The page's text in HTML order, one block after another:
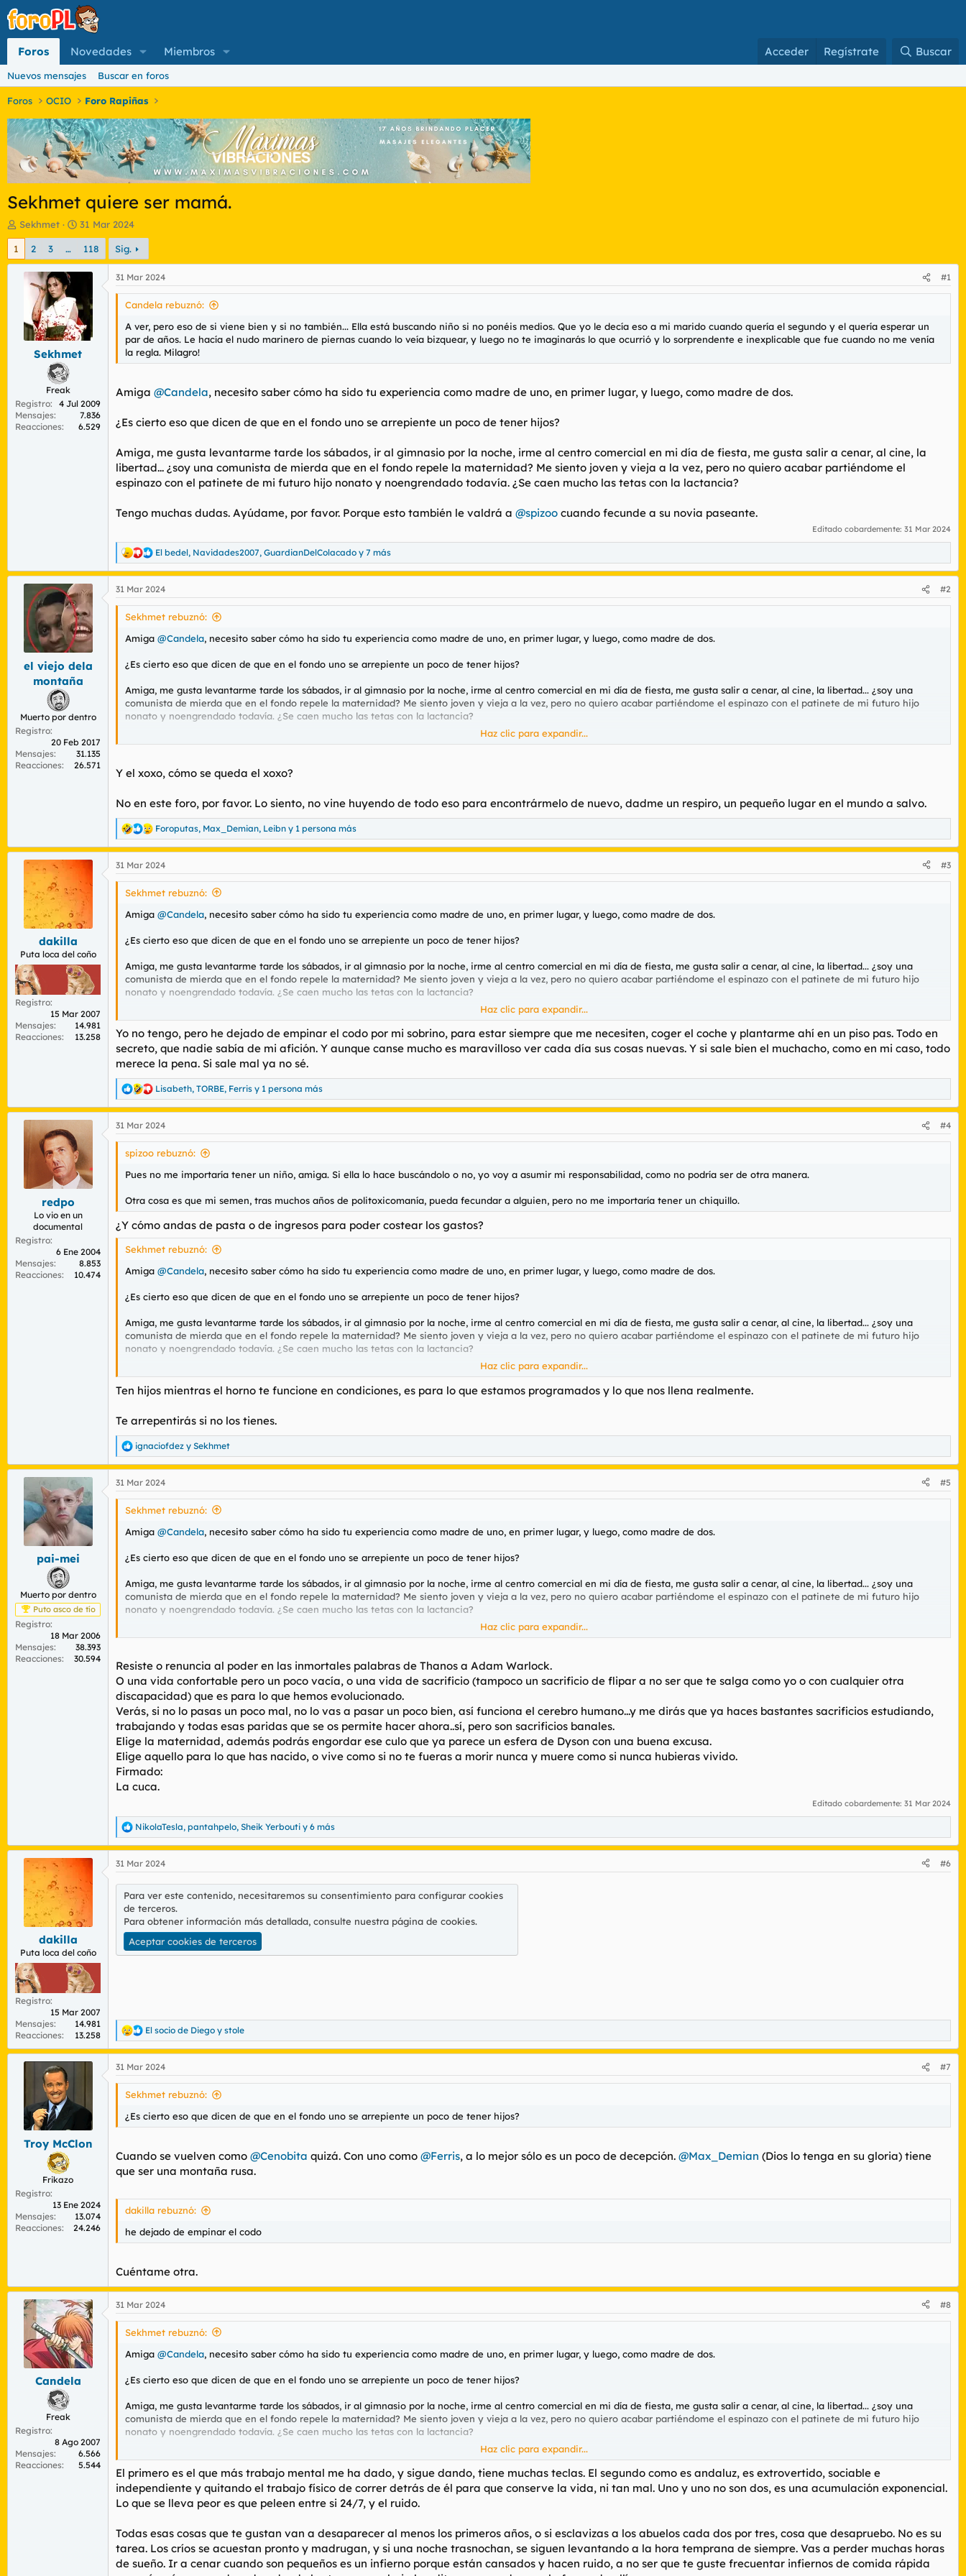
Foros Novedades Miembros Acceder Regístrate Buscar
Nuevos mensajes Buscar en foros
Foros OCIO Foro Rapiñas
Sekhmet quiere ser mamá.
I
n
c
d
m
a
Sekhmet
F
e
h
a
n
i
c
31 Mar 2024
1 2 3 … 118 Sig.
Sekhmet
Freak
Registro
4 Jul 2009
Mensajes
7.836
Reacciones
6.529
31 Mar 2024 #1
Candela rebuznó:
A ver, pero eso de si viene bien y si no también... Ella está buscando niño si no ponéis medios. Que yo le decía eso a mi marido cuando quería el segundo y el quería esperar un
par de años. Le hacía el nudo marinero de piernas cuando lo veía bizquear, y luego no te imaginarás lo que ocurrió y lo sorprendente e inexplicable que fue cuando no me venía
la regla. Milagro!
Amiga @Candela, necesito saber cómo ha sido tu experiencia como madre de uno, en primer lugar, y luego, como madre de dos.
¿Es cierto eso que dicen de que en el fondo uno se arrepiente un poco de tener hijos?
Amiga, me gusta levantarme tarde los sábados, ir al gimnasio por la noche, irme al centro comercial en mi día de fiesta, me gusta salir a cenar, al cine, la
libertad... ¿soy una comunista de mierda que en el fondo repele la maternidad? Me siento joven y vieja a la vez, pero no quiero acabar partiéndome el
espinazo con el patinete de mi futuro hijo nonato y noengrendado todavía. ¿Se caen mucho las tetas con la lactancia?
Tengo muchas dudas. Ayúdame, por favor. Porque esto también le valdrá a @spizoo cuando fecunde a su novia paseante.
Editado cobardemente: 31 Mar 2024
R
e
a
c
c
El bedel, Navidades2007, GuardianDelColacado y 7 más
el viejo dela
montaña
Muerto por dentro
Registro
20 Feb 2017
Mensajes
31.135
Reacciones
26.571
31 Mar 2024 #2
Sekhmet rebuznó:
Amiga @Candela, necesito saber cómo ha sido tu experiencia como madre de uno, en primer lugar, y luego, como madre de dos.
¿Es cierto eso que dicen de que en el fondo uno se arrepiente un poco de tener hijos?
Amiga, me gusta levantarme tarde los sábados, ir al gimnasio por la noche, irme al centro comercial en mi día de fiesta, me gusta salir a cenar, al cine, la libertad... ¿soy una
comunista de mierda que en el fondo repele la maternidad? Me siento joven y vieja a la vez, pero no quiero acabar partiéndome el espinazo con el patinete de mi futuro hijo
nonato y noengrendado todavía. ¿Se caen mucho las tetas con la lactancia?
Tengo muchas dudas. Ayúdame, por favor. Porque esto también le valdrá a@spizoocuando fecunde a su novia paseante.
Haz clic para expandir...
Y el xoxo, cómo se queda el xoxo?
No en este foro, por favor. Lo siento, no vine huyendo de todo eso para encontrármelo de nuevo, dadme un respiro, un pequeño lugar en el mundo a salvo.
R
e
a
c
c
Foroputas, Max_Demian, Leibn y 1 persona más
dakilla
Puta loca del coño
Registro
15 Mar 2007
Mensajes
14.981
Reacciones
13.258
31 Mar 2024 #3
Sekhmet rebuznó:
Amiga @Candela, necesito saber cómo ha sido tu experiencia como madre de uno, en primer lugar, y luego, como madre de dos.
¿Es cierto eso que dicen de que en el fondo uno se arrepiente un poco de tener hijos?
Amiga, me gusta levantarme tarde los sábados, ir al gimnasio por la noche, irme al centro comercial en mi día de fiesta, me gusta salir a cenar, al cine, la libertad... ¿soy una
comunista de mierda que en el fondo repele la maternidad? Me siento joven y vieja a la vez, pero no quiero acabar partiéndome el espinazo con el patinete de mi futuro hijo
nonato y noengrendado todavía. ¿Se caen mucho las tetas con la lactancia?
Tengo muchas dudas. Ayúdame, por favor. Porque esto también le valdrá a@spizoocuando fecunde a su novia paseante.
Haz clic para expandir...
Yo no tengo, pero he dejado de empinar el codo por mi sobrino, para estar siempre que me necesiten, coger el coche y plantarme ahí en un piso pas. Todo en
secreto, que nadie sabía de mi afición. Y aunque canse mucho es maravilloso ver cada día sus cosas nuevas. Y si sale bien el muchacho, como en mi caso, todo
merece la pena. Si sale mal ya no sé.
R
e
a
c
c
Lisabeth, TORBE, Ferris y 1 persona más
redpo
Lo vio en un
documental
Registro
6 Ene 2004
Mensajes
8.853
Reacciones
10.474
31 Mar 2024 #4
spizoo rebuznó:
Pues no me importaría tener un niño, amiga. Si ella lo hace buscándolo o no, yo voy a asumir mi responsabilidad, como no podría ser de otra manera.
Otra cosa es que mi semen, tras muchos años de politoxicomanía, pueda fecundar a alguien, pero no me importaría tener un chiquillo.
¿Y cómo andas de pasta o de ingresos para poder costear los gastos?
Sekhmet rebuznó:
Amiga @Candela, necesito saber cómo ha sido tu experiencia como madre de uno, en primer lugar, y luego, como madre de dos.
¿Es cierto eso que dicen de que en el fondo uno se arrepiente un poco de tener hijos?
Amiga, me gusta levantarme tarde los sábados, ir al gimnasio por la noche, irme al centro comercial en mi día de fiesta, me gusta salir a cenar, al cine, la libertad... ¿soy una
comunista de mierda que en el fondo repele la maternidad? Me siento joven y vieja a la vez, pero no quiero acabar partiéndome el espinazo con el patinete de mi futuro hijo
nonato y noengrendado todavía. ¿Se caen mucho las tetas con la lactancia?
Tengo muchas dudas. Ayúdame, por favor. Porque esto también le valdrá a@spizoocuando fecunde a su novia paseante.
Haz clic para expandir...
Ten hijos mientras el horno te funcione en condiciones, es para lo que estamos programados y lo que nos llena realmente.
Te arrepentirás si no los tienes.
R
e
a
c
c
ignaciofdez y Sekhmet
pai-mei
Muerto por dentro
Puto asco de tío
Registro
18 Mar 2006
Mensajes
38.393
Reacciones
30.594
31 Mar 2024 #5
Sekhmet rebuznó:
Amiga @Candela, necesito saber cómo ha sido tu experiencia como madre de uno, en primer lugar, y luego, como madre de dos.
¿Es cierto eso que dicen de que en el fondo uno se arrepiente un poco de tener hijos?
Amiga, me gusta levantarme tarde los sábados, ir al gimnasio por la noche, irme al centro comercial en mi día de fiesta, me gusta salir a cenar, al cine, la libertad... ¿soy una
comunista de mierda que en el fondo repele la maternidad? Me siento joven y vieja a la vez, pero no quiero acabar partiéndome el espinazo con el patinete de mi futuro hijo
nonato y noengrendado todavía. ¿Se caen mucho las tetas con la lactancia?
Tengo muchas dudas. Ayúdame, por favor. Porque esto también le valdrá a@spizoocuando fecunde a su novia paseante.
Haz clic para expandir...
Resiste o renuncia al poder en las inmortales palabras de Thanos a Adam Warlock.
O una vida confortable pero un poco vacía, o una vida de sacrificio (tampoco un sacrificio de flipar a no ser que te salga como yo o con cualquier otra
discapacidad) que es para lo que hemos evolucionado.
Verás, si no lo pasas un poco mal, no lo vas a pasar un poco bien, así funciona el cerebro humano...y me dirás que ya haces bastantes sacrificios estudiando,
trabajando y todas esas paridas que se os permite hacer ahora..sí, pero son sacrificios banales.
Elige la maternidad, además podrás engordar ese culo que ya parece un esfera de Dyson con una buena excusa.
Elige aquello para lo que has nacido, o vive como si no te fueras a morir nunca y muere como si nunca hubieras vivido.
Firmado:
La cuca.
Editado cobardemente: 31 Mar 2024
R
e
a
c
o
n
e
s
NikolaTesla, pantahpelo, Sheik Yerbouti y 6 más
dakilla
Puta loca del coño
Registro
15 Mar 2007
Mensajes
14.981
Reacciones
13.258
31 Mar 2024 #6
Para ver este contenido, necesitaremos su consentimiento para configurar cookies
de terceros.
Para obtener información más detallada, consulte nuestra página de cookies.
Aceptar cookies de terceros
R
e
a
c
c
e
:
El socio de Diego y stole
Troy McClon
Frikazo
Registro
13 Ene 2024
Mensajes
13.074
Reacciones
24.246
31 Mar 2024 #7
Sekhmet rebuznó:
¿Es cierto eso que dicen de que en el fondo uno se arrepiente un poco de tener hijos?
Cuando se vuelven como @Cenobita quizá. Con uno como @Ferris, a lo mejor sólo es un poco de decepción. @Max_Demian (Dios lo tenga en su gloria) tiene
que ser una montaña rusa.
dakilla rebuznó:
he dejado de empinar el codo
Cuéntame otra.
Candela
Freak
Registro
8 Ago 2007
Mensajes
6.566
Reacciones
5.544
31 Mar 2024 #8
Sekhmet rebuznó:
Amiga @Candela, necesito saber cómo ha sido tu experiencia como madre de uno, en primer lugar, y luego, como madre de dos.
¿Es cierto eso que dicen de que en el fondo uno se arrepiente un poco de tener hijos?
Amiga, me gusta levantarme tarde los sábados, ir al gimnasio por la noche, irme al centro comercial en mi día de fiesta, me gusta salir a cenar, al cine, la libertad... ¿soy una
comunista de mierda que en el fondo repele la maternidad? Me siento joven y vieja a la vez, pero no quiero acabar partiéndome el espinazo con el patinete de mi futuro hijo
nonato y noengrendado todavía. ¿Se caen mucho las tetas con la lactancia?
Tengo muchas dudas. Ayúdame, por favor. Porque esto también le valdrá a@spizoocuando fecunde a su novia paseante.
Haz clic para expandir...
El primero es el que más trabajo mental me ha dado, y sigue dando, tiene muchas teclas. El segundo como es andaluz, es extrovertido, sociable e
independiente y quitando el trabajo físico de correr detrás de él para que conserve la vida, ni tan mal. Uno y uno no son dos, es una acumulación exponencial.
Lo que se lleva peor es que peleen entre si 24/7, y el ruido.
Todas esas cosas que te gustan van a desaparecer al menos los primeros años, o si esclavizas a los abuelos cada dos por tres, cosa que desapruebo. No es su
tarea. Los críos se acuestan pronto y madrugan, y si una noche trasnochan, se siguen levantando a la hora temprana de siempre. Vas a perder muchas horas
de sueño. Ir a cenar cuando son pequeños es un infierno porque están cansados y hacen ruido, a no ser que te guste frecuentar infiernos de comida rápida